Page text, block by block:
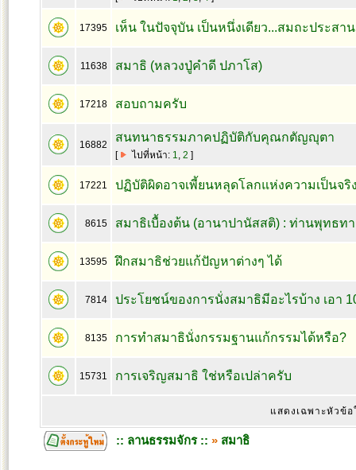
17395 เห็น ในปัจจุบัน เป็นหนึ่งเดียว...สมถะประสา
11638 สมาธิ (หลวงปู่คำดี ปภาโส)
17218 สอบถามครับ
16882
สนทนาธรรมภาคปฏิบัติกับคุณกตัญญุตา
[ ไปที่หน้า: 1, 2 ]
17221 ปฏิบัติผิดอาจเพี้ยนหลุดโลกแห่งความเป็นจริ
8615 สมาธิเบื้องต้น (อานาปานัสสติ) : ท่านพุทธท
13595 ฝึกสมาธิช่วยแก้ปัญหาต่างๆ ได้
7814 ประโยชน์ของการนั่งสมาธิมีอะไรบ้าง เอา
8135 การทำสมาธินั่งกรรมฐานแก้กรรมได้หรือ?
15731 การเจริญสมาธิ ใช่หรือเปล่าครับ
แสดงเฉพาะหัวข้อ
:: ลานธรรมจักร :: » สมาธิ